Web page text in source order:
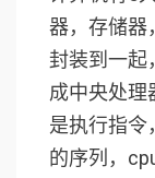
器，存储器
封装到一起
成中央处理
是执行指令
的序列，